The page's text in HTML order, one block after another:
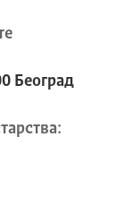
Београд